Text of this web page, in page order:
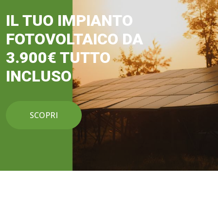
IL TUO IMPIANTO
FOTOVOLTAICO DA
3.900€ TUTTO
INCLUSO
SCOPRI